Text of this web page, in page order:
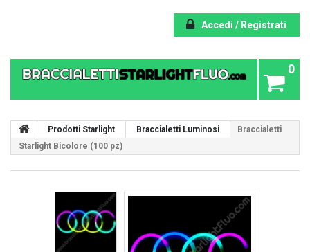
Accedi / Registrati
0
Prodotti Starlight Braccialetti Luminosi
Braccialetti
Starlight Bicolore (100 pz)